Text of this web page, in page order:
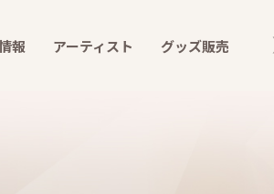
報 アーティスト グッズ販売